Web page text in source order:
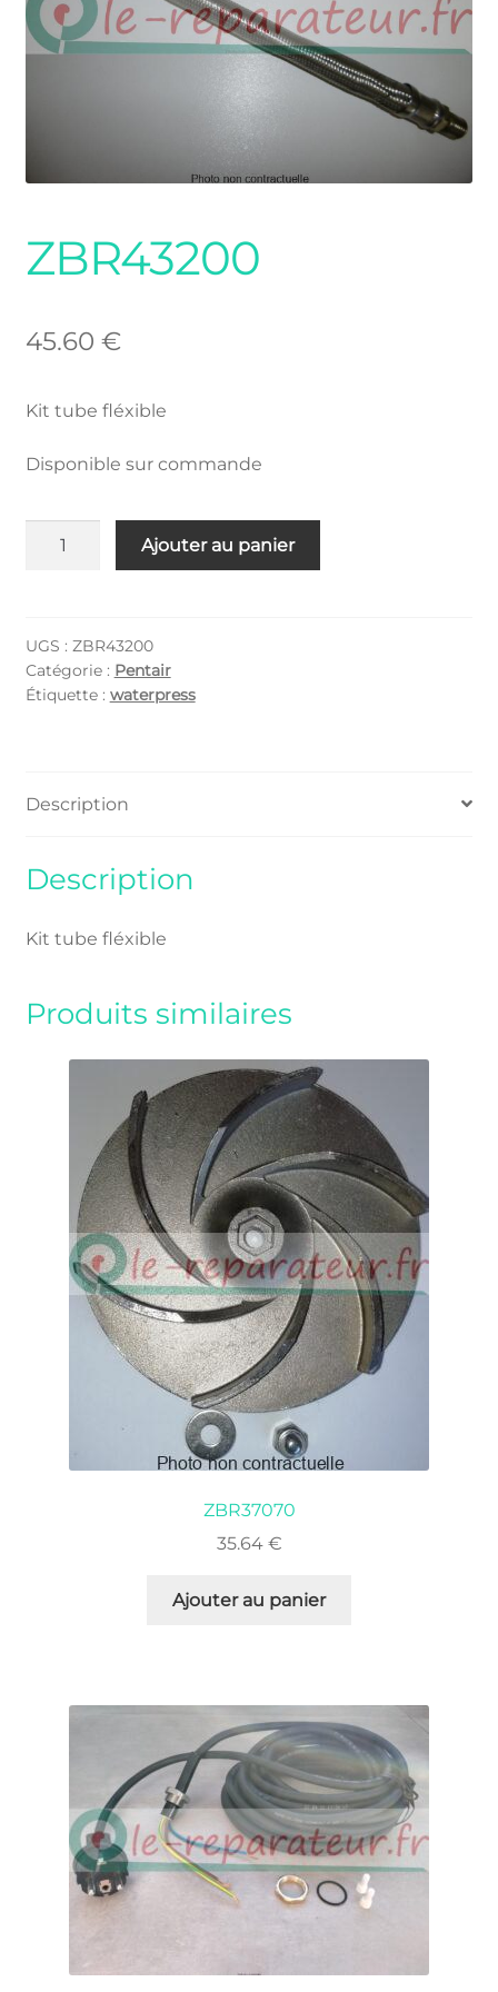
ZBR43200
45.60 €
Kit tube fléxible
Disponible sur commande
quantité
Ajouter au panier
UGS : ZBR43200
Catégorie : Pentair
Étiquette : waterpress
Description
Description
Kit tube fléxible
Produits similaires
ZBR37070
35.64 €
Ajouter au panier